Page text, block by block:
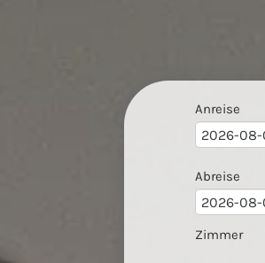
Anreise
Abreise
Zimmer